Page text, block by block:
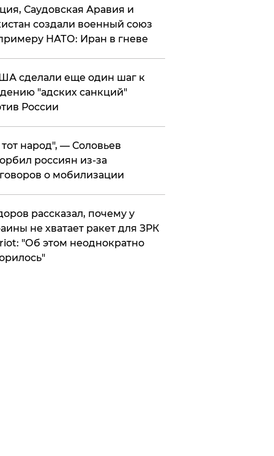
Саудовская Аравия и
создали военный союз
НАТО: Иран в гневе
сделали еще один шаг к
"адских санкций"
России
народ", — Соловьев
россиян из-за
о мобилизации
рассказал, почему у
не хватает ракет для ЗРК
"Об этом неоднократно